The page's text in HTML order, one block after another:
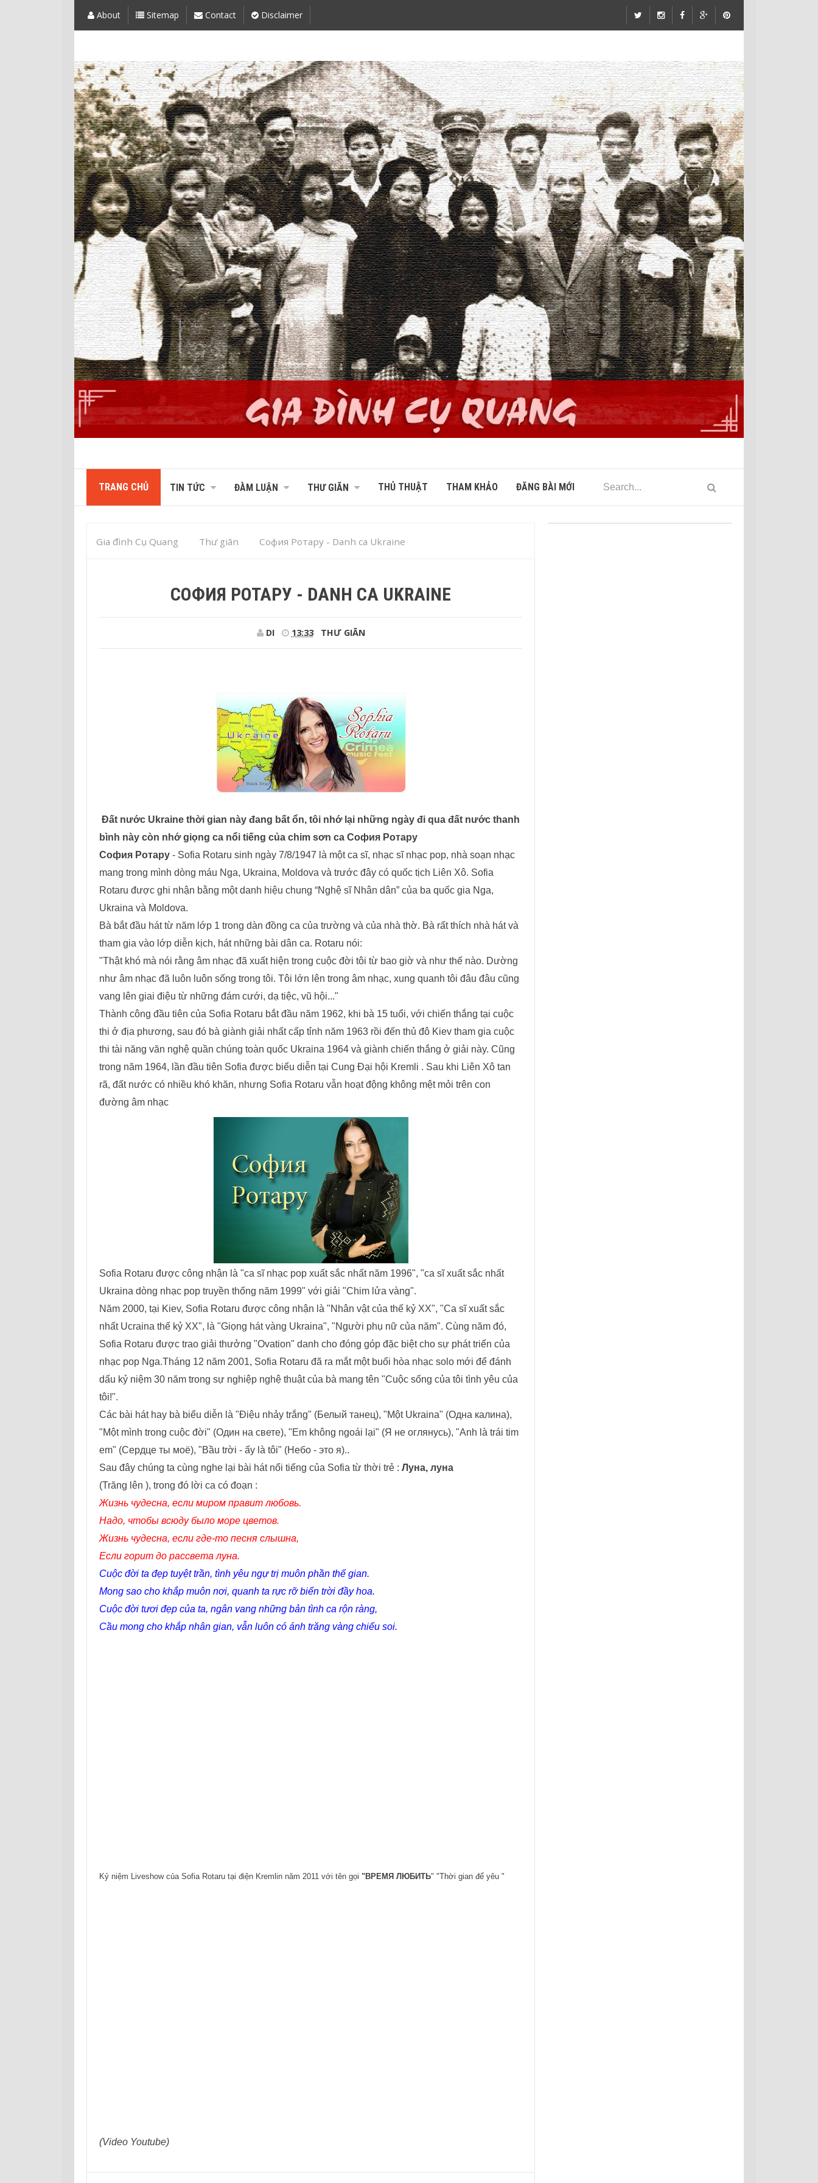
About Sitemap Contact Disclaimer
TRANG CHỦ TIN TỨC ĐÀM LUẬN THƯ GIÃN THỦ THUẬT THAM KHẢO ĐĂNG BÀI MỚI
Gia đình Cụ Quang Thư giãn София Ротару - Danh ca Ukraine
СОФИЯ РОТАРУ - DANH CA UKRAINE
DI 13:33 THƯ GIÃN
Đất nước Ukraine thời gian này đang bất ổn, tôi nhớ lại những ngày đi qua đất nước thanh
bình này còn nhớ giọng ca nổi tiếng của chim sơn ca София Ротару
София Ротару - Sofia Rotaru sinh ngày 7/8/1947 là một ca sĩ, nhạc sĩ nhạc pop, nhà soạn nhạc
mang trong mình dòng máu Nga, Ukraina, Moldova và trước đây có quốc tịch Liên Xô. Sofia
Rotaru được ghi nhận bằng một danh hiệu chung “Nghệ sĩ Nhân dân” của ba quốc gia Nga,
Ukraina và Moldova.
Bà bắt đầu hát từ năm lớp 1 trong dàn đồng ca của trường và của nhà thờ. Bà rất thích nhà hát và
tham gia vào lớp diễn kịch, hát những bài dân ca. Rotaru nói:
"Thật khó mà nói rằng âm nhạc đã xuất hiện trong cuộc đời tôi từ bao giờ và như thế nào. Dường
như âm nhạc đã luôn luôn sống trong tôi. Tôi lớn lên trong âm nhạc, xung quanh tôi đâu đâu cũng
vang lên giai điệu từ những đám cưới, dạ tiệc, vũ hội..."
Thành công đầu tiên của Sofia Rotaru bắt đầu năm 1962, khi bà 15 tuổi, với chiến thắng tại cuộc
thi ở địa phương, sau đó bà giành giải nhất cấp tỉnh năm 1963 rồi đến thủ đô Kiev tham gia cuộc
thi tài năng văn nghệ quần chúng toàn quốc Ukraina 1964 và giành chiến thắng ở giải này. Cũng
trong năm 1964, lần đầu tiên Sofia được biểu diễn tại Cung Đại hội Kremli . Sau khi Liên Xô tan
rã, đất nước có nhiều khó khăn, nhưng Sofia Rotaru vẫn hoạt động không mệt mỏi trên con
đường âm nhạc
Sofia Rotaru được công nhận là "ca sĩ nhạc pop xuất sắc nhất năm 1996", "ca sĩ xuất sắc nhất
Ukraina dòng nhạc pop truyền thống năm 1999" với giải "Chim lửa vàng".
Năm 2000, tại Kiev, Sofia Rotaru được công nhận là "Nhân vật của thế kỷ XX", "Ca sĩ xuất sắc
nhất Ucraina thế kỷ XX", là "Giọng hát vàng Ukraina", "Người phụ nữ của năm". Cùng năm đó,
Sofia Rotaru được trao giải thưởng "Ovation" danh cho đóng góp đặc biệt cho sự phát triển của
nhạc pop Nga.Tháng 12 năm 2001, Sofia Rotaru đã ra mắt một buổi hòa nhạc solo mới để đánh
dấu kỷ niệm 30 năm trong sự nghiệp nghệ thuật của bà mang tên "Cuộc sống của tôi tình yêu của
tôi!".
Các bài hát hay bà biểu diễn là "Điệu nhảy trắng" (Белый танец), "Một Ukraina" (Одна калина),
"Một mình trong cuộc đời" (Один на свете), "Em không ngoái lại" (Я не оглянусь), "Anh là trái tim
em" (Сердце ты моё), "Bầu trời - ấy là tôi" (Небо - это я)..
Sau đây chúng ta cùng nghe lại bài hát nổi tiếng của Sofia từ thời trẻ : Луна, луна
(Trăng lên ), trong đó lời ca có đoạn :
Жизнь чудесна, если миром правит любовь.
Надо, чтобы всюду было море цветов.
Жизнь чудесна, если где-то песня слышна,
Если горит до рассвета луна.
Cuộc đời ta đẹp tuyệt trần, tình yêu ngự trị muôn phần thế gian.
Mong sao cho khắp muôn nơi, quanh ta rực rỡ biển trời đầy hoa.
Cuộc đời tươi đẹp của ta, ngân vang những bản tình ca rộn ràng,
Cầu mong cho khắp nhân gian, vẫn luôn có ánh trăng vàng chiếu soi.
Kỷ niệm Liveshow của Sofia Rotaru tại điện Kremlin năm 2011 với tên gọi "ВРЕМЯ ЛЮБИТЬ" "Thời gian để yêu "
(Video Youtube)